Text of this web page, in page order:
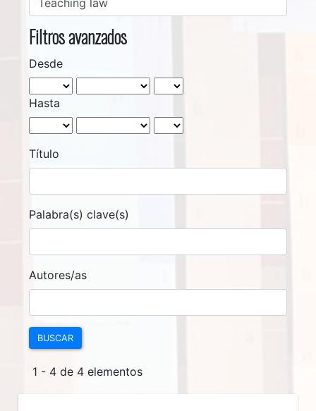
Filtros avanzados
Desde
Hasta
Título
Palabra(s) clave(s)
Autores/as
BUSCAR
1 - 4 de 4 elementos